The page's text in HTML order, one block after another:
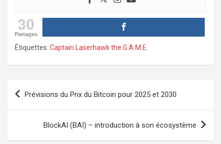
30
Partages
Étiquettes: Captain Laserhawk the G.A.M.E.
Navigation
Prévisions du Prix du Bitcoin pour 2025 et 2030
BlockAI (BAI) – introduction à son écosystème